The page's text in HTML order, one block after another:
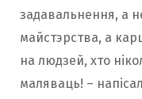
задавальнення, а
майстэрства, а
на людзей, хто
маляваць! –